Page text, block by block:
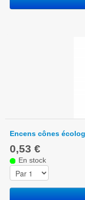
Encens cônes
0,53 €
En stock